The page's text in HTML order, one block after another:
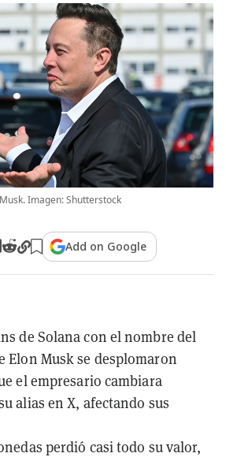
Imagen: Shutterstock
Add on Google
de Solana con el nombre del
Elon Musk se desplomaron
el empresario cambiara
alias en X, afectando sus
perdió casi todo su valor,